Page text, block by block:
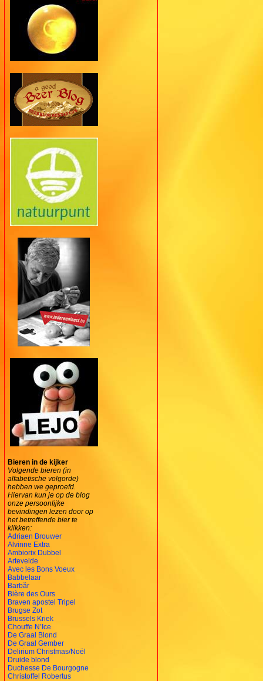
Bieren in de kijker
Volgende bieren (in
alfabetische volgorde)
hebben we geproefd.
Hiervan kun je op de blog
onze persoonlijke
bevindingen lezen door op
het betreffende bier te
klikken:
Adriaen Brouwer
Alvinne Extra
Ambiorix Dubbel
Artevelde
Avec les Bons Voeux
Babbelaar
Barbăr
Bière des Ours
Braven apostel Tripel
Brugse Zot
Brussels Kriek
Chouffe N’Ice
De Graal Blond
De Graal Gember
Delirium Christmas/Noël
Druide blond
Duchesse De Bourgogne
Christoffel Robertus